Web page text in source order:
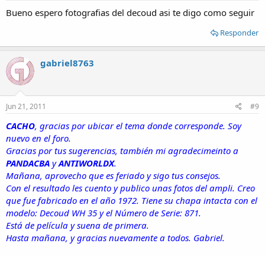
Bueno espero fotografias del decoud asi te digo como seguir
Responder
gabriel8763
Jun 21, 2011 #9
CACHO, gracias por ubicar el tema donde corresponde. Soy
nuevo en el foro.
Gracias por tus sugerencias, también mi agradecimeinto a
PANDACBA yANTIWORLDX.
Mañana, aprovecho que es feriado y sigo tus consejos.
Con el resultado les cuento y publico unas fotos del ampli. Creo
que fue fabricado en el año 1972. Tiene su chapa intacta con el
modelo: Decoud WH 35 y el Número de Serie: 871.
Está de película y suena de primera.
Hasta mañana, y gracias nuevamente a todos. Gabriel.